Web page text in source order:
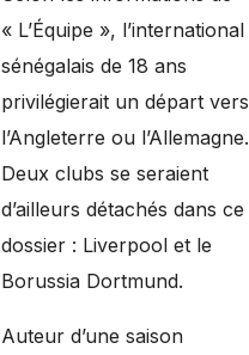
« L’Équipe », l’international
sénégalais de 18 ans
privilégierait un départ vers
l’Angleterre ou l’Allemagne.
Deux clubs se seraient
d’ailleurs détachés dans ce
dossier : Liverpool et le
Borussia Dortmund.
Auteur d’une saison